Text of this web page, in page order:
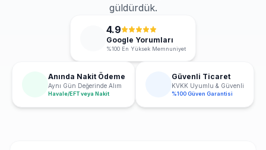
güldürdük.
4.9
Google Yorumları
%100 En Yüksek Memnuniyet
Anında Nakit Ödeme
Aynı Gün Değerinde Alım
Havale/EFT veya Nakit
Güvenli Ticaret
KVKK Uyumlu & Güvenli
%100 Güven Garantisi